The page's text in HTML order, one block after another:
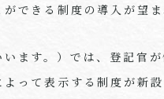
できる制度の導入が望ま
ます。）では、登記官
って表示する制度が新